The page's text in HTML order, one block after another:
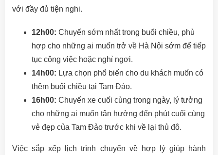
với đầy đủ tiện nghi.
12h00: Chuyến sớm nhất trong buổi chiều, phù
hợp cho những ai muốn trở về Hà Nội sớm để tiếp
tục công việc hoặc nghỉ ngơi.
14h00: Lựa chọn phổ biến cho du khách muốn có
thêm buổi chiều tại Tam Đảo.
16h00: Chuyến xe cuối cùng trong ngày, lý tưởng
cho những ai muốn tận hưởng đến phút cuối cùng
vẻ đẹp của Tam Đảo trước khi về lại thủ đô.
Việc sắp xếp lịch trình chuyến về hợp lý giúp hành